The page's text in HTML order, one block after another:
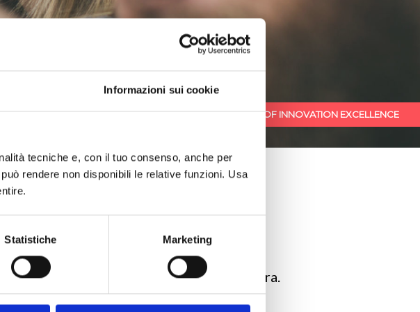
Informazioni sui cookie
tecniche e, con il tuo consenso, anche per
rendere non disponibili le relative funzioni. Usa
Statistiche Marketing
A CULTURE OF INNOVATION EXCELLENCE
data-driven solutions on-time
transform their businesses in the digital era.